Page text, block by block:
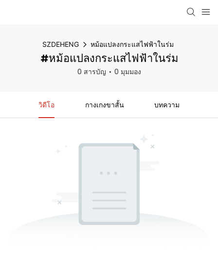
SZDEHENG หม้อแปลงกระแสไฟฟ้าในร่ม
#หม้อแปลงกระแสไฟฟ้าในร่ม
0 สารบัญ 0 มุมมอง
วิดีโอ กางเกงขาสั้น บทความ